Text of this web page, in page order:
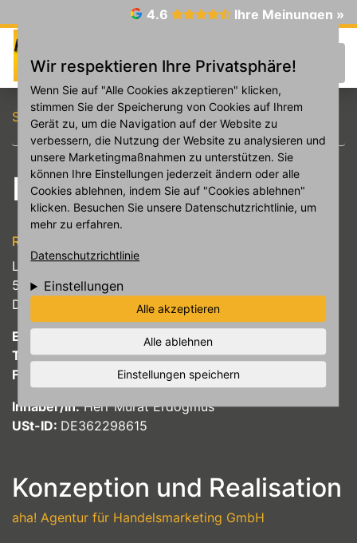
Wir respektieren Ihre Privatsphäre!
Wenn Sie auf "Alle Cookies akzeptieren" klicken,
stimmen Sie der Speicherung von Cookies auf Ihrem
Gerät zu, um die Navigation auf der Website zu
verbessern, die Nutzung der Website zu analysieren und
unsere Marketingmaßnahmen zu unterstützen. Sie
können Ihre Einstellungen jederzeit ändern oder alle
Cookies ablehnen, indem Sie auf "Cookies ablehnen"
klicken. Besuchen Sie unsere Datenschutzrichtlinie, um
mehr zu erfahren.
Datenschutzrichtlinie
Einstellungen
Alle akzeptieren
Alle ablehnen
Einstellungen speichern
4.6 Ihre Meinungen »
Startseite Impressum
Impressum
Reifen Murat
Lievelingsweg 10
53119 Bonn
Deutschland
E-Mail:
info@reifenmurat.de
Telefon:+49228687313
Fax:
+49228687314
Inhaber/in: HerrMuratErdogmus
USt-ID: DE362298615
Konzeption und Realisation
aha! Agentur für Handelsmarketing GmbH